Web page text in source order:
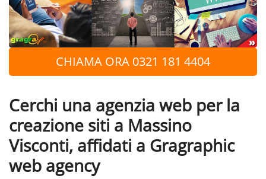
CHIAMA ORA 0321 181 4404
Cerchi una agenzia web per la
creazione siti a Massino
Visconti, affidati a Gragraphic
web agency